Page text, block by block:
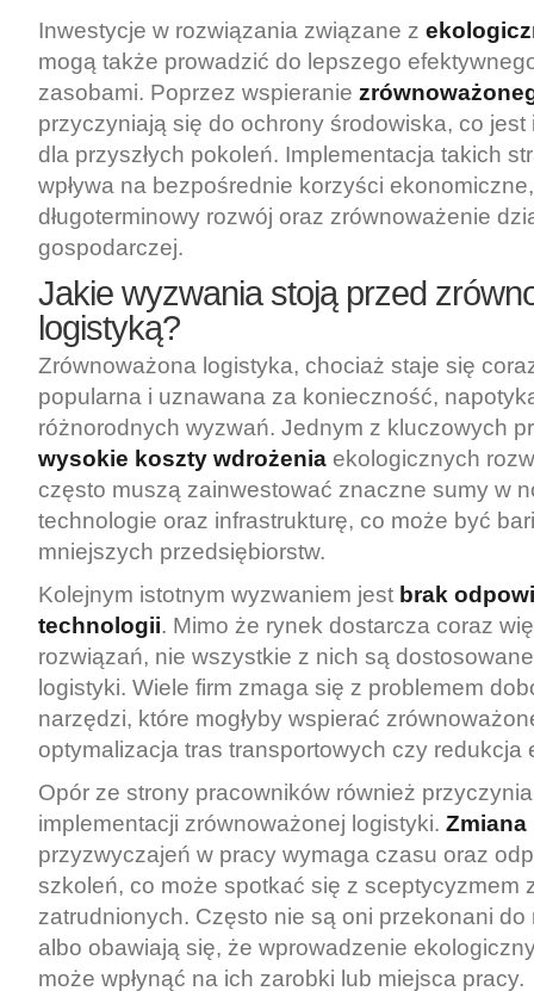
Inwestycje w rozwiązania związane z
mogą także prowadzić do lepszego
zasobami. Poprzez wspieranie
przyczyniają się do ochrony środowiska, co
dla przyszłych pokoleń. Implementacja takich
wpływa na bezpośrednie korzyści
długoterminowy rozwój oraz zrównoważenie
gospodarczej.
Jakie wyzwania stoją przed
logistyką?
Zrównoważona logistyka, chociaż staje się
popularna i uznawana za konieczność,
różnorodnych wyzwań. Jednym z kluczowych
wysokie koszty wdrożenia ekologicznych
często muszą zainwestować znaczne sumy w
technologie oraz infrastrukturę, co może być
mniejszych przedsiębiorstw.
Kolejnym istotnym wyzwaniem jest brak
technologii. Mimo że rynek dostarcza coraz
rozwiązań, nie wszystkie z nich są
logistyki. Wiele firm zmaga się z problemem
narzędzi, które mogłyby wspierać
optymalizacja tras transportowych czy redukcja
Opór ze strony pracowników również
implementacji zrównoważonej logistyki. Zmiana
przyzwyczajeń w pracy wymaga czasu oraz
szkoleń, co może spotkać się z sceptycyzmem
zatrudnionych. Często nie są oni przekonani
albo obawiają się, że wprowadzenie
może wpłynąć na ich zarobki lub miejsca pracy.